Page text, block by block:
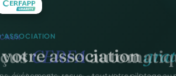
votre association
événements, reçus — tout votre pilotage au